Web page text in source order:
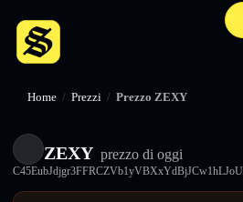
Home / Prezzi / Prezzo ZEXY
ZEXY prezzo di oggi